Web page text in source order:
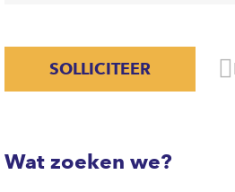
SOLLICITEER
Wat zoeken we?